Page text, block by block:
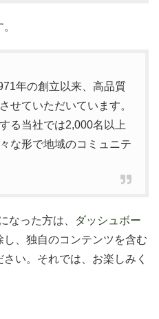
年の創立以来、高品質
せていただいています。
る当社では2,000名以上
な形で地域のコミュニテ
なった方は、
ダッシュボー
、独自のコンテンツを含む
い。それでは、お楽しみく